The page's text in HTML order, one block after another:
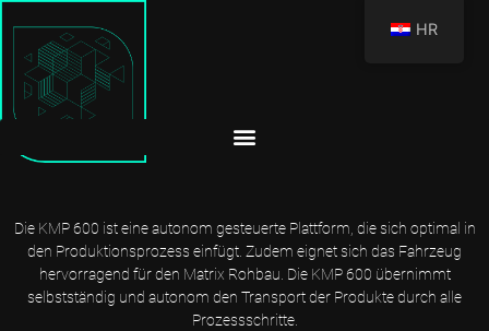
Die KMP 600 ist eine autonom gesteuerte Plattform, die sich optimal in
den Produktionsprozess einfügt. Zudem eignet sich das Fahrzeug
hervorragend für den Matrix Rohbau. Die KMP 600 übernimmt
selbstständig und autonom den Transport der Produkte durch alle
Prozessschritte.
HR